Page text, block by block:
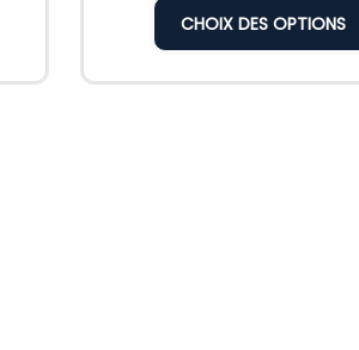
CHOIX DES OPTIONS